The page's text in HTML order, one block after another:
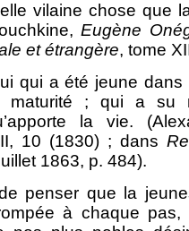
vilaine chose que
Eugène
et étrangère, tome
qui a été jeune
; qui a su
la vie.
10 (1830) ; dans
1863, p. 484).
penser que la
à chaque